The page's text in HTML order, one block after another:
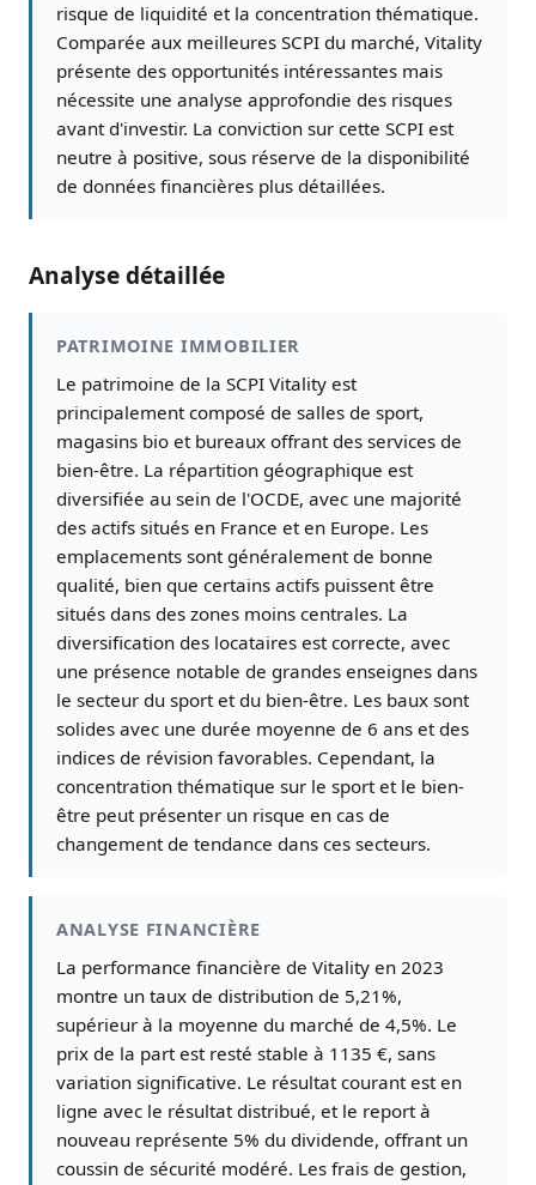
risque de liquidité et la concentration thématique.
Comparée aux meilleures SCPI du marché, Vitality
présente des opportunités intéressantes mais
nécessite une analyse approfondie des risques
avant d'investir. La conviction sur cette SCPI est
neutre à positive, sous réserve de la disponibilité
de données financières plus détaillées.
Analyse détaillée
PATRIMOINE IMMOBILIER
Le patrimoine de la SCPI Vitality est
principalement composé de salles de sport,
magasins bio et bureaux offrant des services de
bien-être. La répartition géographique est
diversifiée au sein de l'OCDE, avec une majorité
des actifs situés en France et en Europe. Les
emplacements sont généralement de bonne
qualité, bien que certains actifs puissent être
situés dans des zones moins centrales. La
diversification des locataires est correcte, avec
une présence notable de grandes enseignes dans
le secteur du sport et du bien-être. Les baux sont
solides avec une durée moyenne de 6 ans et des
indices de révision favorables. Cependant, la
concentration thématique sur le sport et le bien-
être peut présenter un risque en cas de
changement de tendance dans ces secteurs.
ANALYSE FINANCIÈRE
La performance financière de Vitality en 2023
montre un taux de distribution de 5,21%,
supérieur à la moyenne du marché de 4,5%. Le
prix de la part est resté stable à 1135 €, sans
variation significative. Le résultat courant est en
ligne avec le résultat distribué, et le report à
nouveau représente 5% du dividende, offrant un
coussin de sécurité modéré. Les frais de gestion,